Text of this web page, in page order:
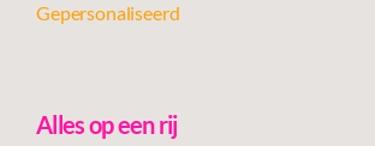
Gepersonaliseerd
Alles op een rij